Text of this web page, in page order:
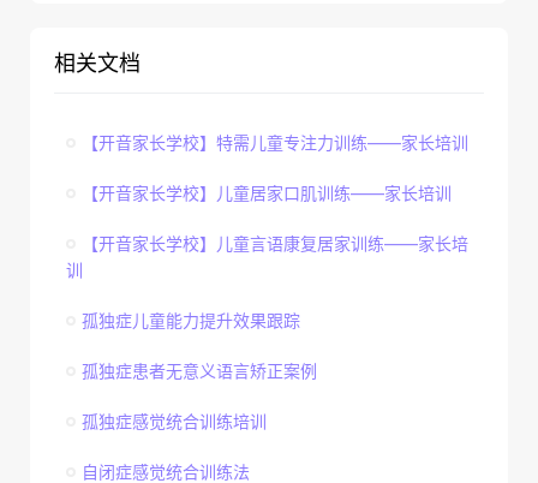
相关文档
【开音家长学校】特需儿童专注力训练——家长培训
【开音家长学校】儿童居家口肌训练——家长培训
【开音家长学校】儿童言语康复居家训练——家长培
训
孤独症儿童能力提升效果跟踪
孤独症患者无意义语言矫正案例
孤独症感觉统合训练培训
自闭症感觉统合训练法